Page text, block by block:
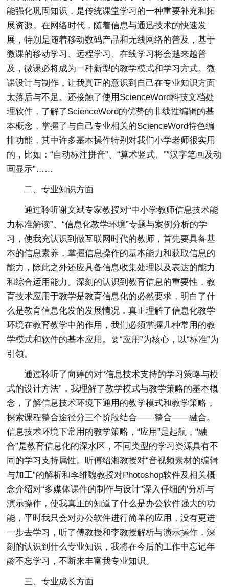
能强化巩固知识，是传统课堂学习的一种重要补充和拓
展资源。在网络时代，随着信息与通迅技术的快速发
展，特别是随着移动数码产品和无线网络的普及，基于
微课的移动学习、远程学习、在线学习将会越来越普
及，微课必将成为一种新型的教学模式和学习方式。微
课设计与制作，让我真正的意识到自己在专业知识方面
太落后与不足。还接触了使用ScienceWord科技文档处
理软件，了解了ScienceWord的优势的非线性编辑的基
本概念，掌握了与自己专业相关的ScienceWord特色编
排功能，其中许多基本操作特别对我们小学老师很实用
的，比如：“自动标注拼音”、“算术竖式、”“汉字笔画及动
画显示”……
二、专业知识方面
通过聆听谢文斌专家教授对“中小学教师信息技术能
力标准解读”、“信息化教学环境”专题与案例分析的学
习，使我充认识到做互联网时代的教师，首先要具备基
本的信息素养，掌握信息操作的基本能力和获取信息的
能力，除此之外还应具备信息收集处理以及表达的能力
和综合运用能力。深刻的认识到教育信息的重要性，教
育技术应用于教学是教育信息化的必然要求，明白了什
么是教育信息化发的发展情况，真正理解了信息化教学
环境在教育教学中的作用，我们必须掌握几种常用的教
学模式和软件的基本应用。要“应用”为核心，以“标准”为
引领。
通过聆听了向婷的对“信息技术支持的学习策略与模
式的设计方法”，我理解了教学模式与教学策略的基本概
念，了解信息技术环境下通用的教学模式和教学策略，
探索课程整合途径分三个阶段结合——整合——融合。
信息技术环境下常用的教学策略，“应用”是起航，“融
合”是教育信息化的深水区，不同类型的学习资源具有不
同的学习支持属性。听傅绍湘教授对“音视频素材的编辑
与加工”的解析和李维魏教授对Photoshop软件及相关概
念介绍对“多媒体课件的制作与设计”深入仔细的'分析与
演示操作，使我真正的知道了什么是办公软件强大的功
能，平时我只会对办公软件进行简单的应用，没有更进
一步去学习，听了傅教授和李教授解析与演示操作，深
刻的认识到什么专业知识，我将在今后的工作中忘记年
龄不忘学习，不断来丰富我专业知识。
三、专业成长方面